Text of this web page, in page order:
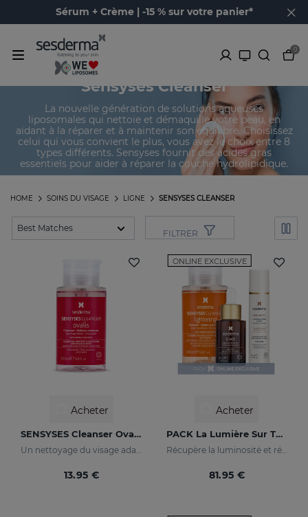
Sérum + Crème | -15 % sur votre panier*
0
Sensyses Cleanser
La nouvelle génération de solutions aqueuses
liposomales qui nettoie et démaquille votre peau, en
aidant à la réparer et à maintenir son équilibre. Choisissez
celui qui vous convient le plus, vous avez le choix entre 8
types différents. Sensyses fournit des acides gras
essentiels pour aider à réparer la couche hydrolipidique.
SENSYSES CLEANSER
LIGNE
SOINS DU VISAGE
HOME
FILTRER
Acheter
SENSYSES Cleanser Ovalis
Un nettoyage du visage adapté à votre peau
13.95 €
ONLINE EXCLUSIVE
Acheter
PACK La Lumière Sur Ta Peau
Récupère la luminosité et réduit les taches de la peau
81.95 €